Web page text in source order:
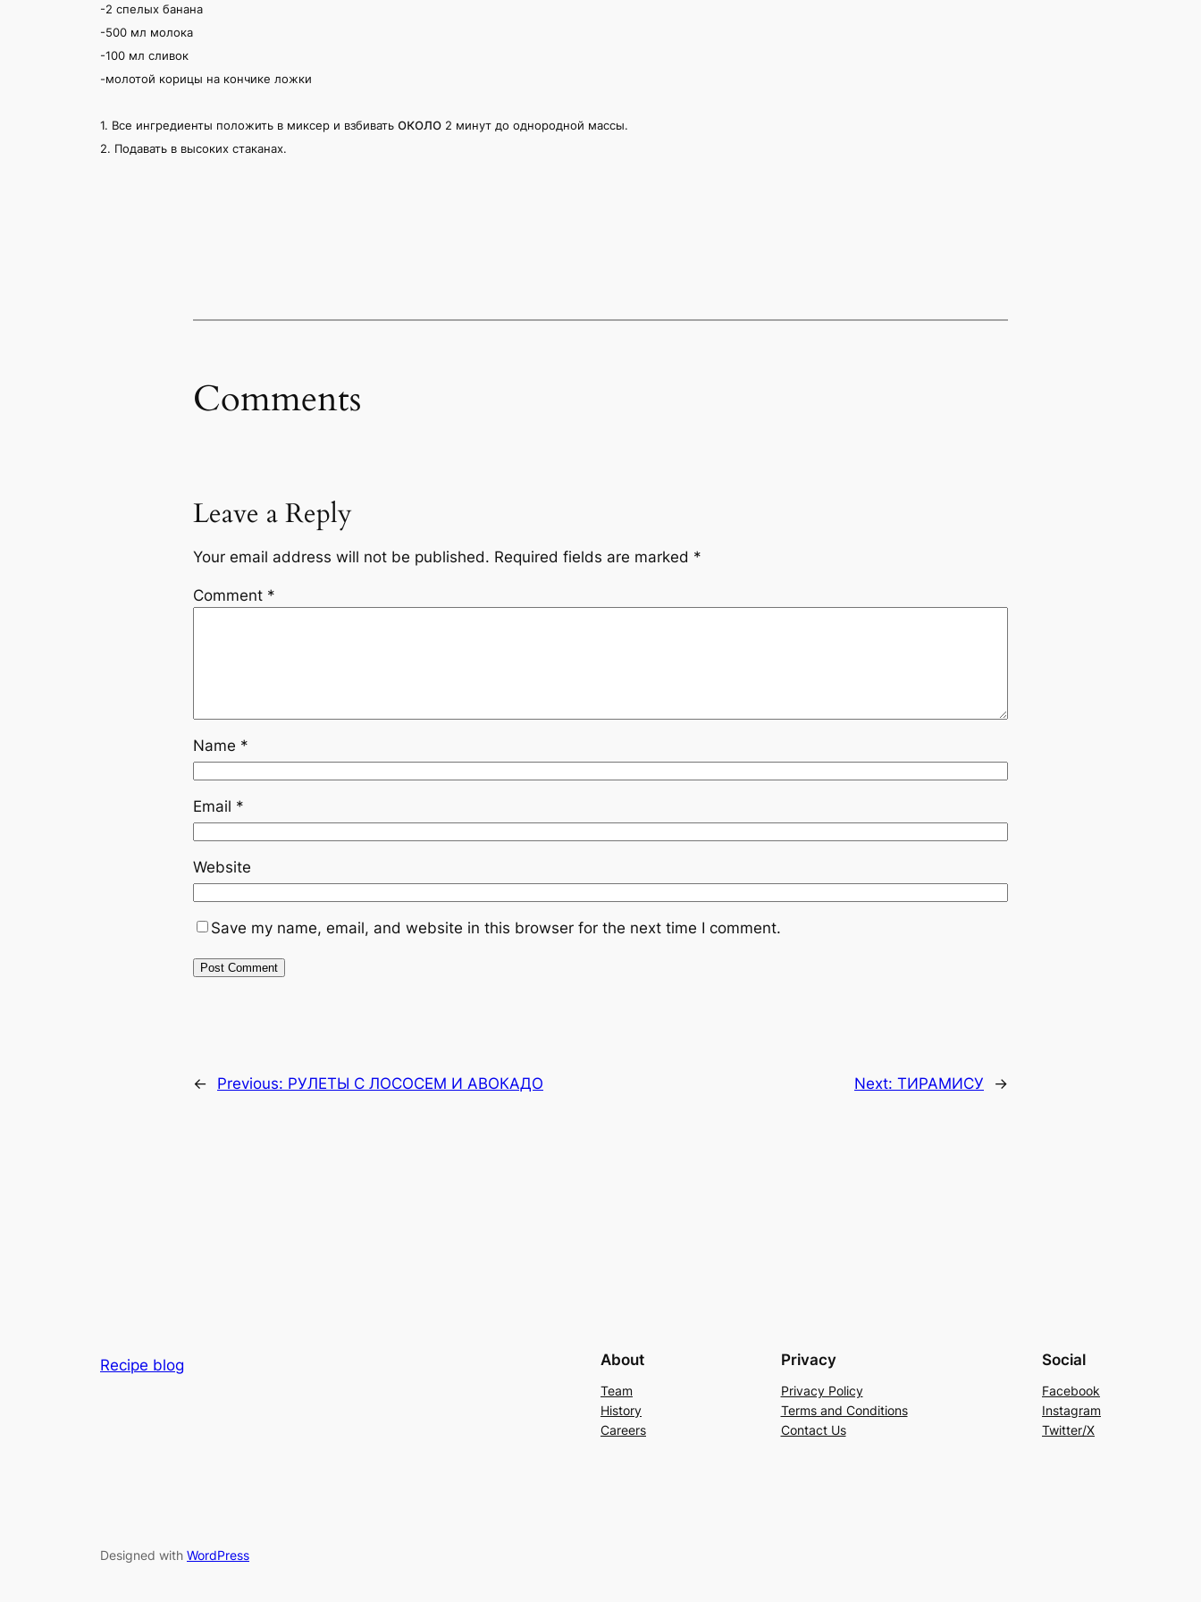
-2 спелых банана
-500 мл молока
-100 мл сливок
-молотой корицы на кончике ложки
1. Все ингредиенты положить в миксер и взбивать около 2 минут до однородной массы.
2. Подавать в высоких стаканах.
Comments
Leave a Reply
Your email address will not be published. Required fields are marked *
Comment *
Name *
Email *
Website
Save my name, email, and website in this browser for the next time I comment.
← Previous: РУЛЕТЫ С ЛОСОСЕМ И АВОКАДО Next: ТИРАМИСУ →
Recipe blog About
Team
History
Careers
Privacy
Privacy Policy
Terms and Conditions
Contact Us
Social
Facebook
Instagram
Twitter/X
Designed with WordPress